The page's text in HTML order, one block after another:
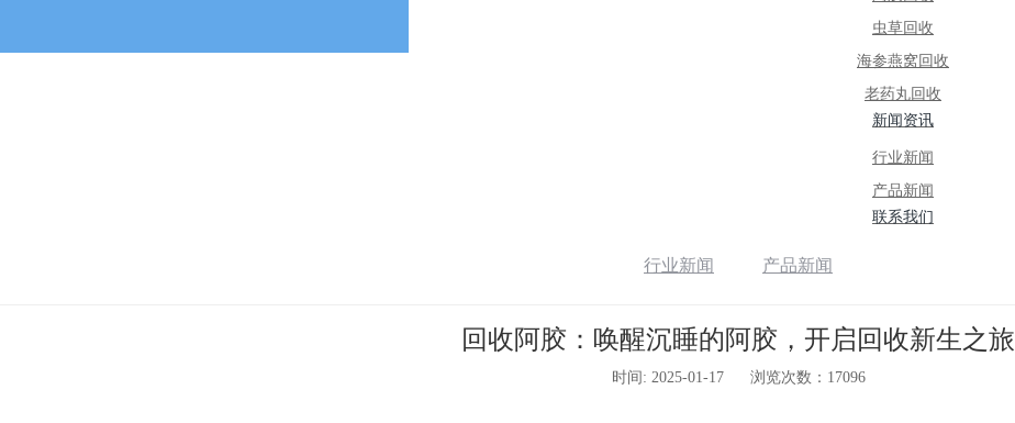
虫草回收
海参燕窝回收
老药丸回收
新闻资讯
行业新闻
产品新闻
联系我们
行业新闻 产品新闻
​回收阿胶：唤醒沉睡的阿胶，开启回收新生之旅
时间: 2025-01-17 浏览次数：17096